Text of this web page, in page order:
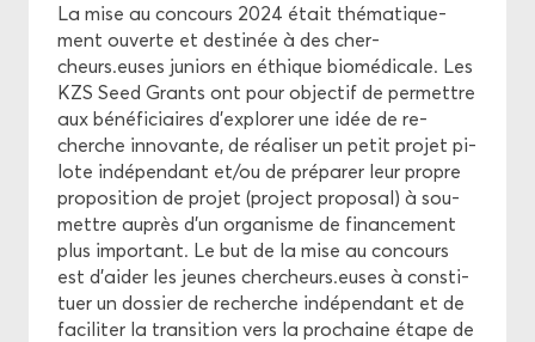
Prix Stern-​Gattiker
Prix Théo­dore Ott
Soins pal­lia­tifs
Éthique
La mise au concours 2024 était thé­ma­ti­que­
ment ou­verte et des­ti­née à des cher­
cheurs.euses ju­niors en éthique bio­mé­di­cale. Les
KZS Seed Grants ont pour ob­jec­tif de per­mettre
aux bé­né­fi­ciaires d’ex­plo­rer une idée de re­
cherche in­no­vante, de réa­li­ser un petit pro­jet pi­
lote in­dé­pen­dant et/ou de pré­pa­rer leur propre
pro­po­si­tion de pro­jet (pro­ject pro­po­sal) à sou­
mettre au­près d’un or­ga­nisme de fi­nan­ce­ment
plus im­por­tant. Le but de la mise au concours
est d’aider les jeunes cher­cheurs.euses à consti­
tuer un dos­sier de re­cherche in­dé­pen­dant et de
fa­ci­li­ter la tran­si­tion vers la pro­chaine étape de